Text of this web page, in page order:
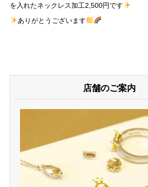
を入れたネックレス加工2,500円です
ありがとうございます
店舗のご案内